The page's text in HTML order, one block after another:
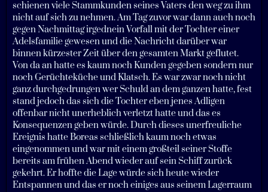
schienen viele Stammkunden seines Vaters den weg zu ihm
nicht auf sich zu nehmen. Am Tag zuvor war dann auch noch
gegen Nachmittag irgednein Vorfall mit der Tochter einer
Adelsfamilie gewesen und die Nachricht darüber war
binnen kürzester Zeit über den gesamten Markt geflutet.
Von da an hatte es kaum noch Kunden gegeben sondern nur
noch Gerüchteküche und Klatsch. Es war zwar noch nicht
ganz durchgedrungen wer Schuld an dem ganzen hatte, fest
stand jedoch das sich die Tochter eben jenes Adligen
offenbar nicht unerheblich verletzt hatte und das es
Konsequenzen geben würde. Durch dieses unerfreuliche
Ereignis hatte Boreas schließlich kaum noch etwas
eingenommen und war mit einem großteil seiner Stoffe
bereits am frühen Abend wieder auf sein Schiff zurück
gekehrt. Er hoffte die Lage würde sich heute wieder
Entspannen und das er noch einiges aus seinem Lagerraum